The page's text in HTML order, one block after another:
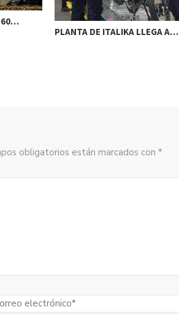
60…
PLANTA DE ITALIKA LLEGA A…
obligatorios están marcados con *